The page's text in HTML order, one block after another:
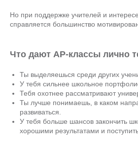
Но при поддержке учителей и
справляется большинство
Что дают AP-классы лично
Ты выделяешься среди других
У тебя сильнее школьное
Тебя охотнее рассматривают
Ты лучше понимаешь, в каком
развиваться.
У тебя больше шансов закончить
хорошими результатами и